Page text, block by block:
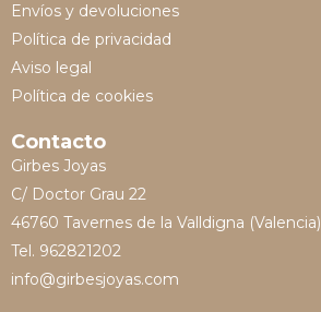
Envíos y devoluciones
Política de privacidad
Aviso legal
Política de cookies
Contacto
Girbes Joyas
C/ Doctor Grau 22
46760 Tavernes de la Valldigna (Valencia)
Tel. 962821202
info@girbesjoyas.com